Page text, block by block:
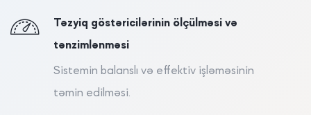
Təzyiq göstəricilərinin ölçülməsi və
tənzimlənməsi
Sistemin balanslı və effektiv işləməsinin
təmin edilməsi.